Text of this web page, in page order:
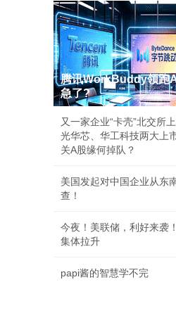
腾讯WorkBuddy领跑
急了?
又一家企业“卡壳”北交所
光华芯、华工科技两大上
关A股缘何掉队？
美国发起对中国企业从东
查！
今夜！美联储，利好来袭
集体拉升
papi酱的智慧学不完